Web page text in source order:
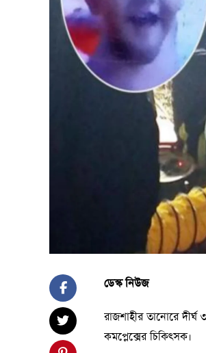
ডেস্ক নিউজ
রাজশাহীর তানোরে
কমপ্লেক্সের চিকিৎসক।